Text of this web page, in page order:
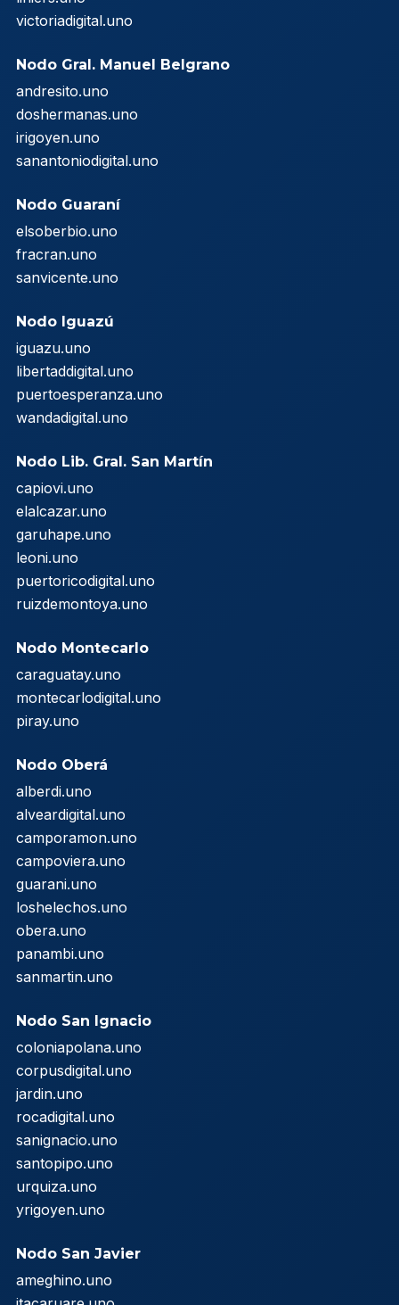
victoriadigital.uno
Nodo Gral. Manuel Belgrano
andresito.uno
doshermanas.uno
irigoyen.uno
sanantoniodigital.uno
Nodo Guaraní
elsoberbio.uno
fracran.uno
sanvicente.uno
Nodo Iguazú
iguazu.uno
libertaddigital.uno
puertoesperanza.uno
wandadigital.uno
Nodo Lib. Gral. San Martín
capiovi.uno
elalcazar.uno
garuhape.uno
leoni.uno
puertoricodigital.uno
ruizdemontoya.uno
Nodo Montecarlo
caraguatay.uno
montecarlodigital.uno
piray.uno
Nodo Oberá
alberdi.uno
alveardigital.uno
camporamon.uno
campoviera.uno
guarani.uno
loshelechos.uno
obera.uno
panambi.uno
sanmartin.uno
Nodo San Ignacio
coloniapolana.uno
corpusdigital.uno
jardin.uno
rocadigital.uno
sanignacio.uno
santopipo.uno
urquiza.uno
yrigoyen.uno
Nodo San Javier
ameghino.uno